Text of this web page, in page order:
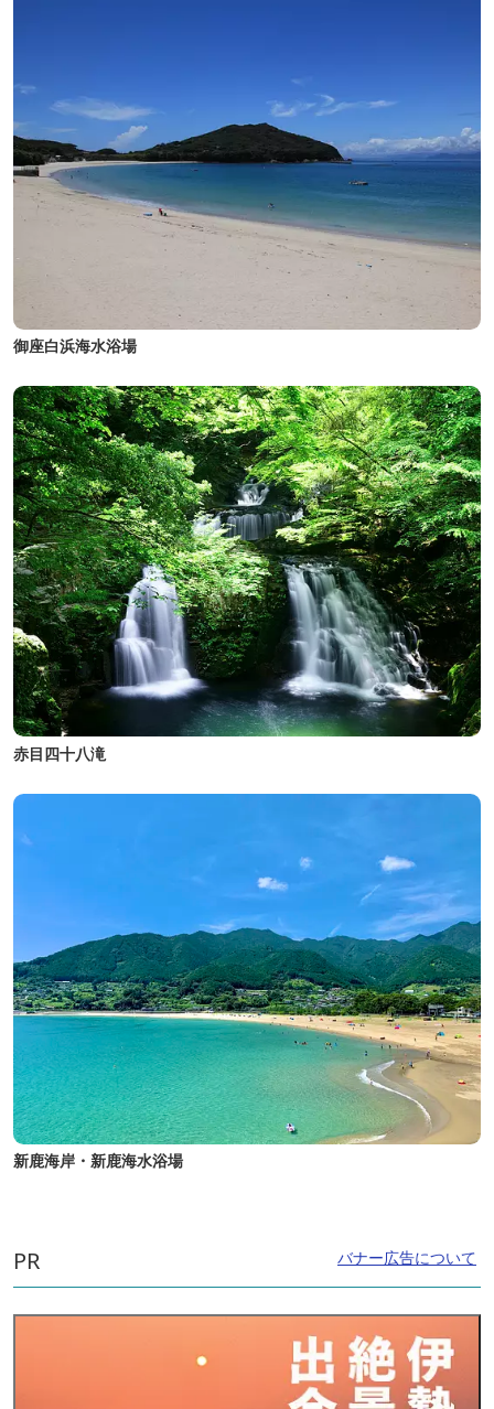
御座白浜海水浴場
赤目四十八滝
新鹿海岸・新鹿海水浴場
PR バナー広告について